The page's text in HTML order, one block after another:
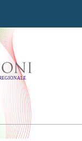
-